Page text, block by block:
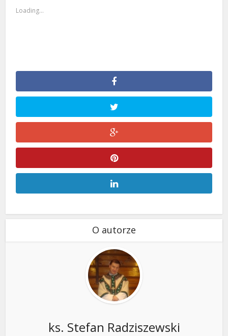
Loading...
O autorze
ks. Stefan Radziszewski